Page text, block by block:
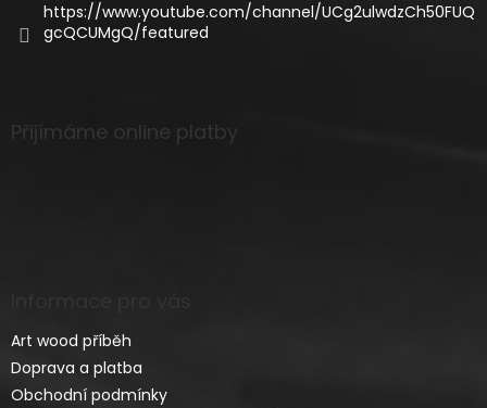
https://www.youtube.com/channel/UCg2ulwdzCh50FUQ
gcQCUMgQ/featured
Přijímáme online platby
Art wood příběh
Doprava a platba
Obchodní podmínky